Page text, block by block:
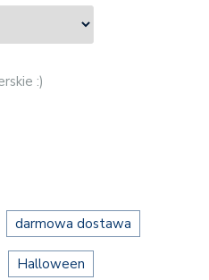
:)
darmowa dostawa
Halloween